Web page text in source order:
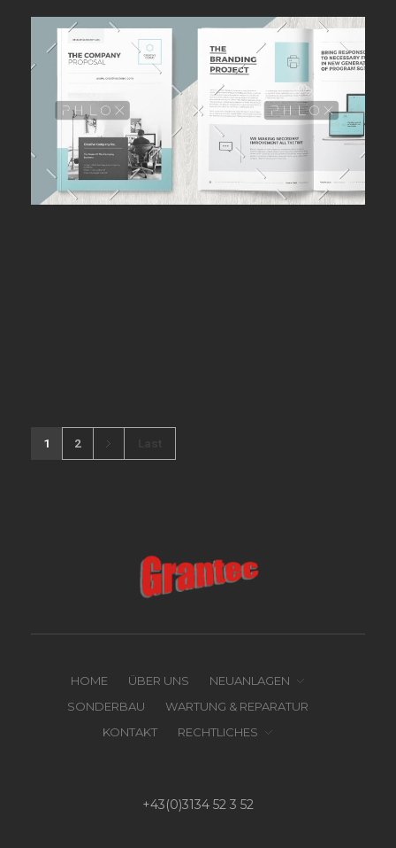
1 2
HOME ÜBER UNS
NEUANLAGEN
SONDERBAU
WARTUNG & REPARATUR
KONTAKT
RECHTLICHES
+43(0)3134 52 3 52